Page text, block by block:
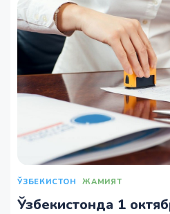
ЎЗБЕКИСТОН ЖАМИЯТ
Ўзбекистонда 1